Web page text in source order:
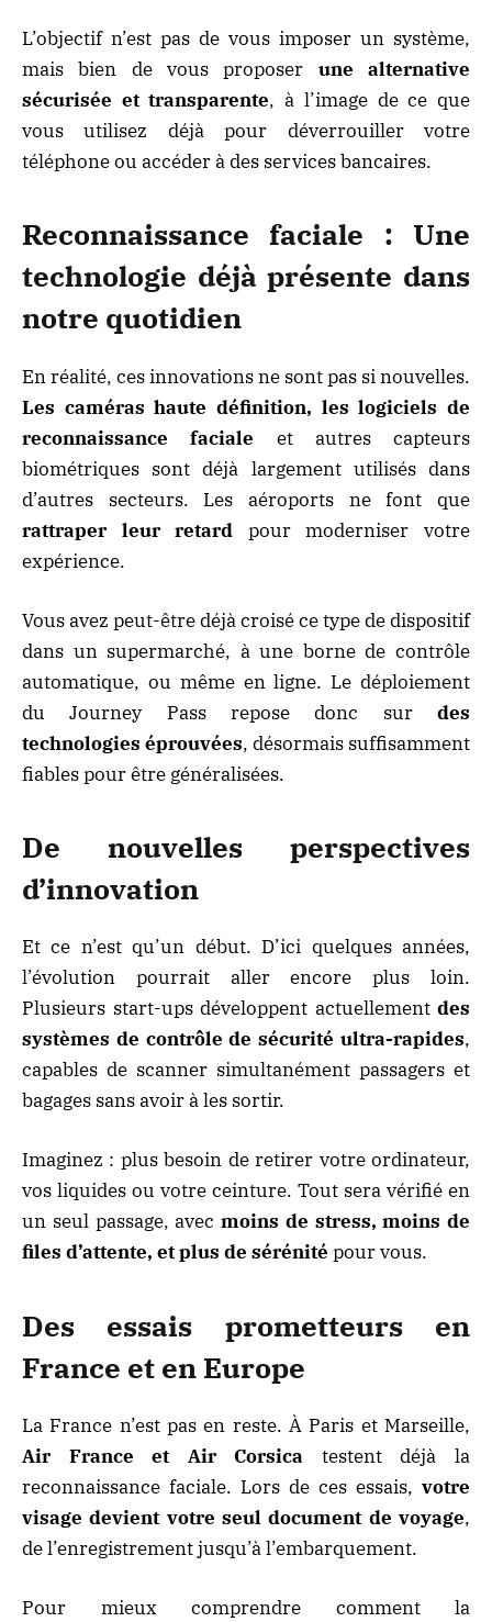
L’objectif n’est pas de vous imposer un système,
mais bien de vous proposer une alternative
sécurisée et transparente, à l’image de ce que
vous utilisez déjà pour déverrouiller votre
téléphone ou accéder à des services bancaires.
Reconnaissance faciale : Une
technologie déjà présente dans
notre quotidien
En réalité, ces innovations ne sont pas si nouvelles.
Les caméras haute définition, les logiciels de
reconnaissance faciale et autres capteurs
biométriques sont déjà largement utilisés dans
d’autres secteurs. Les aéroports ne font que
rattraper leur retard pour moderniser votre
expérience.
Vous avez peut-être déjà croisé ce type de dispositif
dans un supermarché, à une borne de contrôle
automatique, ou même en ligne. Le déploiement
du Journey Pass repose donc sur des
technologies éprouvées, désormais suffisamment
fiables pour être généralisées.
De nouvelles perspectives
d’innovation
Et ce n’est qu’un début. D’ici quelques années,
l’évolution pourrait aller encore plus loin.
Plusieurs start-ups développent actuellement des
systèmes de contrôle de sécurité ultra-rapides,
capables de scanner simultanément passagers et
bagages sans avoir à les sortir.
Imaginez : plus besoin de retirer votre ordinateur,
vos liquides ou votre ceinture. Tout sera vérifié en
un seul passage, avec moins de stress, moins de
files d’attente, et plus de sérénité pour vous.
Des essais prometteurs en
France et en Europe
La France n’est pas en reste. À Paris et Marseille,
Air France et Air Corsica testent déjà la
reconnaissance faciale. Lors de ces essais, votre
visage devient votre seul document de voyage,
de l’enregistrement jusqu’à l’embarquement.
Pour mieux comprendre comment la